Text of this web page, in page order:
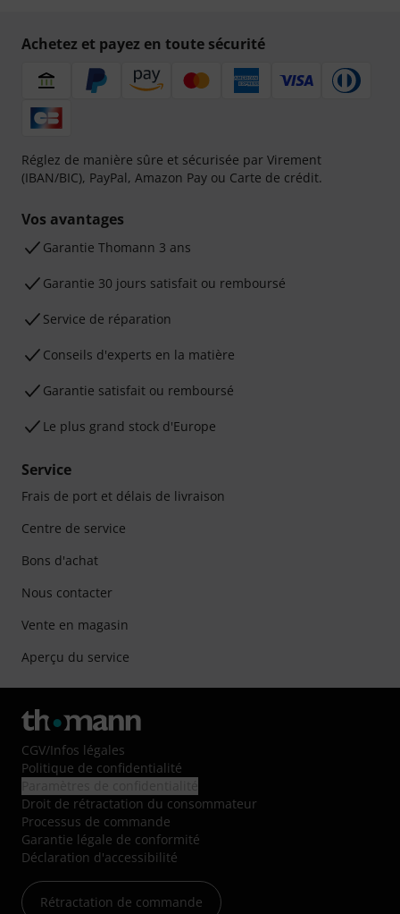
Achetez et payez en toute sécurité
Réglez de manière sûre et sécurisée par Virement
(IBAN/BIC), PayPal, Amazon Pay ou Carte de crédit.
Vos avantages
Ga­ran­tie Thomann 3 ans
Garantie 30 jours satisfait ou remboursé
Service de réparation
Conseils d'experts en la matière
Garantie satisfait ou remboursé
Le plus grand stock d'Europe
Service
Frais de port et délais de livraison
Centre de service
Bons d'achat
Nous contacter
Vente en magasin
Aperçu du service
CGV/Infos légales
Politique de confidentialité
Droit de rétractation du consommateur
Processus de commande
Garantie légale de conformité
Déclaration d'accessibilité
Rétractation de commande